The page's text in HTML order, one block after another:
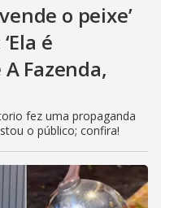
o peixe’
é
Fazenda,
fez uma propaganda
o público; confira!